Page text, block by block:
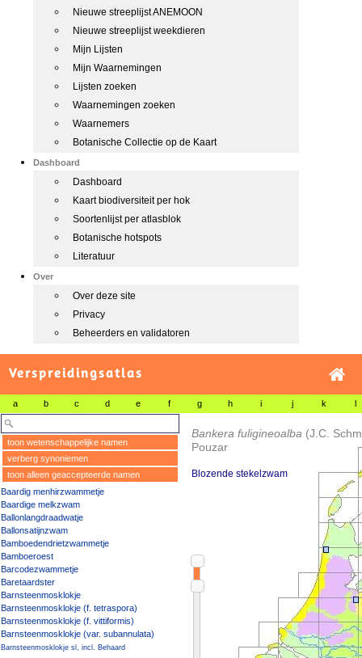
Nieuwe streeplijst ANEMOON
Nieuwe streeplijst weekdieren
Mijn Lijsten
Mijn Waarnemingen
Lijsten zoeken
Waarnemingen zoeken
Waarnemers
Botanische Collectie op de Kaart
Dashboard
Dashboard
Kaart biodiversiteit per hok
Soortenlijst per atlasblok
Botanische hotspots
Literatuur
Over
Over deze site
Privacy
Beheerders en validatoren
Verspreidingsatlas
a b c d e f g h i j k l
toon wetenschappelijke namen
verberg synoniemen
toon alleen geaccepteerde namen
Baardig menhirzwammetje
Baardige melkzwam
Ballonlangdraadwatje
Ballonsatijnzwam
Bamboedendrietzwammetje
Bamboeroest
Barcodezwammetje
Baretaardster
Barnsteenmosklokje
Barnsteenmosklokje (f. tetraspora)
Barnsteenmosklokje (f. vittiformis)
Barnsteenmosklokje (var. subannulata)
Barnsteenmosklokje sl, incl. Behaard
Bankera fuligineoalba (J.C.
Pouzar
Blozende stekelzwam